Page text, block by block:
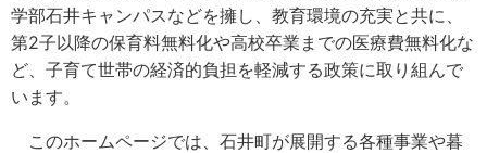
学部石井キャンパスなどを擁し、教育環境の充実と共に、
第2子以降の保育料無料化や高校卒業までの医療費無料化な
ど、子育て世帯の経済的負担を軽減する政策に取り組んで
います。
このホームページでは、石井町が展開する各種事業や暮